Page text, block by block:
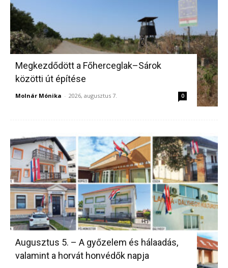
Megkezdődött a Főherceglak–Sárok
közötti út építése
Molnár Mónika - 2026, augusztus 7. 0
Augusztus 5. – A győzelem és hálaadás,
valamint a horvát honvédők napja